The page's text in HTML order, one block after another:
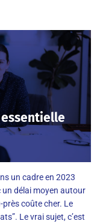
un cadre en 2023
délai moyen autour
près coûte cher. Le
Le vrai sujet, c’est